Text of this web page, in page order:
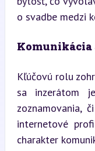
o svadbe medzi
Komunikácia
Kľúčovú rolu
sa inzerátom
zoznamovania,
internetové
charakter